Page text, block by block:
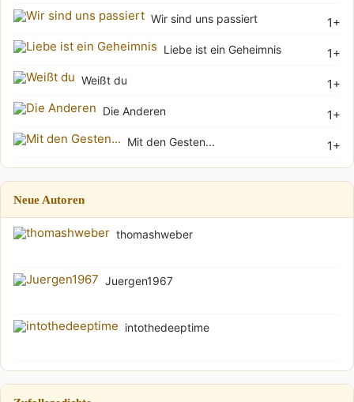
1+
Wir sind uns passiert
1+
Liebe ist ein Geheimnis
1+
Weißt du
1+
Die Anderen
1+
Mit den Gesten...
Neue Autoren
thomashweber
Juergen1967
intothedeeptime